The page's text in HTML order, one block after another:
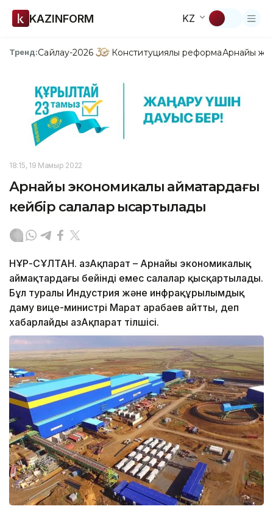
KAZINFORM KZ
Тренд:Сайлау-2026 Конституциялық реформаАрнайы
18:15, 19 Мамыр 2022
Арнайы экономикалық аймақтардағы
кейбір салалар қысқартылады
НҰР-СҰЛТАН. ҚазАқпарат – Арнайы экономикалық
аймақтардағы бейінді емес салалар қысқартылады.
Бұл туралы Индустрия және инфрақұрылымдық
даму вице-министрі Марат Қарабаев айтты, деп
хабарлайды ҚазАқпарат тілшісі.